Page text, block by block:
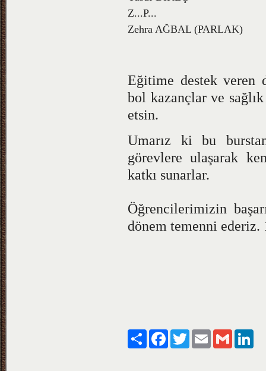
Z...P...
Zehra AĞBAL (PARLAK)
Eğitime destek veren
bol kazançlar ve
etsin.
Umarız ki bu
görevlere ulaşarak
katkı sunarlar.
Öğrencilerimizin
dönem temenni ederiz.
Paylaş FacebookTwitter Email Gmail